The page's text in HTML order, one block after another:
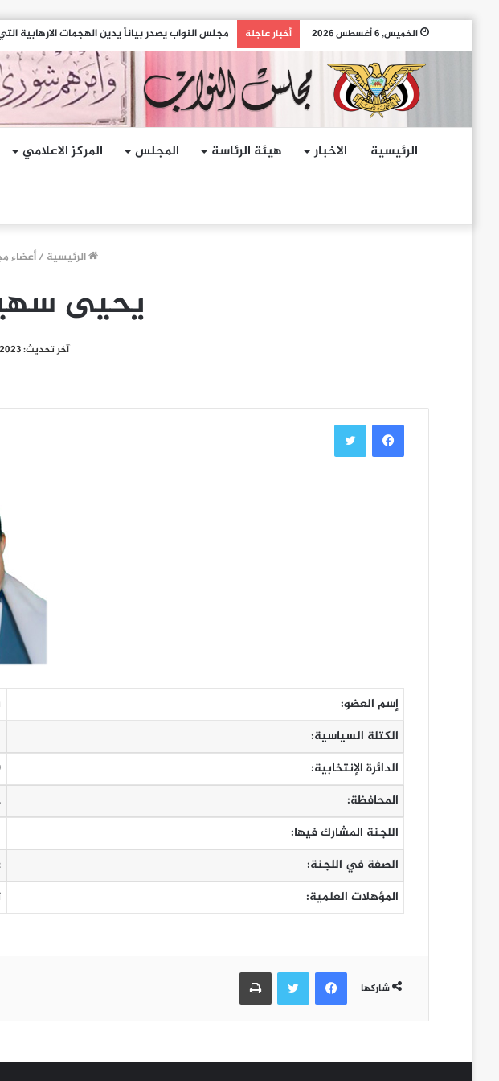
الخميس, 6 أغسطس 2026 أخبار عاجلة مجلس النواب يصدر بياناً يدين الهجمات الارهابية
الرئيسية الاخبار هيئة الرئاسة المجلس المركز الاعلامي
الرئيسية / أعضاء
يحيى
آخر تحديث: 2023-02-12
فيسبوك تويتر
إسم العضو:
الكتلة السياسية:
الدائرة الإنتخابية:
المحافظة:
اللجنة المشارك فيها:
الصفة في اللجنة:
المؤهلات العلمية:
شاركها
فيسبوك تويتر طباعة